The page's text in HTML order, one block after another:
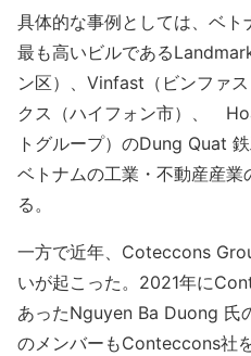
具体的な事例としては、ベ
最も高いビルである
ン区）、Vinfast（ビンファ
クス（ハイフォン市）、
トグループ）のDung Quat
ベトナムの工業・不動産産
る。
一方で近年、Coteccons
いが起こった。2021年に
あったNguyen Ba Duong 氏
のメンバーもConteccons社